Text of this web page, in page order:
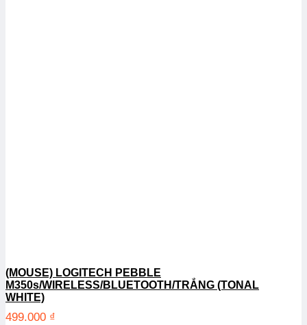
(MOUSE) LOGITECH PEBBLE
M350s/WIRELESS/BLUETOOTH/TRẮNG (TONAL
WHITE)
499.000 ₫